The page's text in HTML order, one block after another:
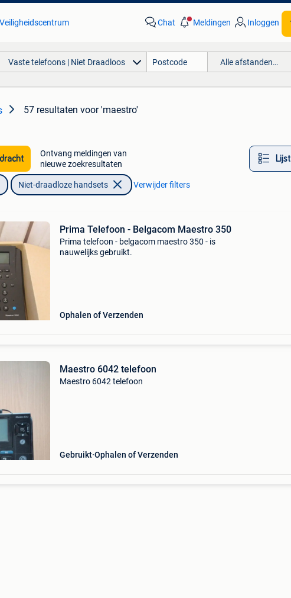
Veiligheidscentrum Chat Meldingen Inloggen
Vaste telefoons | Niet Draadloos Alle afstanden…
57 resultaten voor 'maestro'
Ontvang meldingen van
nieuwe zoekresultaten
Lijst
Niet-draadloze handsets Verwijder filters
Prima Telefoon - Belgacom Maestro 350
Prima telefoon - belgacom maestro 350 - is
nauwelijks gebruikt.
Ophalen of Verzenden
Maestro 6042 telefoon
Maestro 6042 telefoon
Gebruikt Ophalen of Verzenden